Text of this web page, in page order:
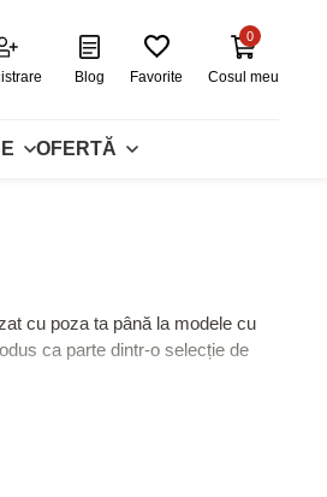
Blog Favorite Cosul meu
0
OFERTĂ
cu poza ta până la modele cu
ca parte dintr-o selecție de